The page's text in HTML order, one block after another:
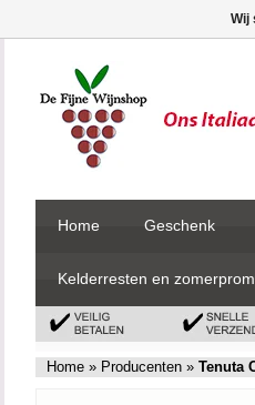
Home Geschenk
Kelderresten en
Home » Producenten » Tenuta
Wij